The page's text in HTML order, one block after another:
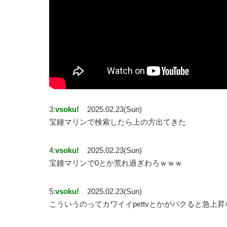
3:vsoku!
2025.02.23(Sun)
宝鐘マリンで検索したら上の方出てきた
4:vsoku!
2025.02.23(Sun)
宝鐘マリンで0とか荒れ過ぎわろｗｗｗ
5:vsoku!
2025.02.23(Sun)
こういうのってカワイイpettvとかがパクると急上昇